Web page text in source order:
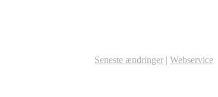
Seneste ændringer | Webservice